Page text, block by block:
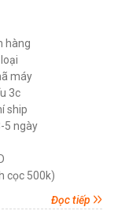
hàng
máy
3c
ship
5 ngày
cọc 500k)
Đọc tiếp